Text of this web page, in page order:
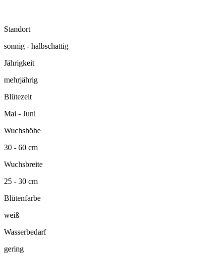
Standort
sonnig - halbschattig
Jährigkeit
mehrjährig
Blütezeit
Mai - Juni
Wuchshöhe
30 - 60 cm
Wuchsbreite
25 - 30 cm
Blütenfarbe
weiß
Wasserbedarf
gering